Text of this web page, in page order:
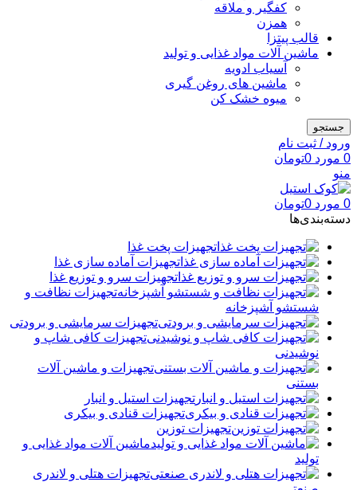
کفگیر و ملاقه
همزن
قالب پیتزا
ماشین آلات مواد غذایی و تولید
آسیاب ادویه
ماشین های روغن گیری
میوه خشک کن
جستجو
ورود / ثبت نام
0 مورد 0تومان
منو
0 مورد 0تومان
دسته‌بندی‌ها
تجهیزات پخت غذا
تجهیزات آماده سازی غذا
تجهیزات سرو و توزیع غذا
تجهیزات نظافت و
شستشو آشپزخانه
تجهیزات سرمایشی و برودتی
تجهیزات کافی شاپ و
نوشیدنی
تجهیزات و ماشین آلات
بستنی
تجهیزات استیل و انبار
تجهیزات قنادی و بیکری
تجهیزات توزین
ماشین آلات مواد غذایی و
تولید
تجهیزات هتلی و لاندری